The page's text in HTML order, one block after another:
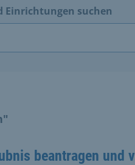
Einrichtungen suchen
beantragen und